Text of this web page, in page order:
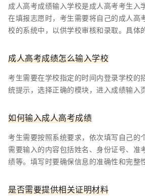
成人高考成绩输入学校是成人高考考生入
在填报志愿时，考生需要将自己的成人高
校的系统中，以供学校审核和录取。具体
成人高考成绩怎么输入学校
考生需要在学校指定的时间内登录学校的
统提示，选择正确的模块，进入成绩输入
如何输入成人高考成绩
考生需要按照系统要求，依次填写自己的
需要输入的内容包括姓名、身份证号、准
绩等。填写时要确保信息的准确性和完整
是否需要提供相关证明材料